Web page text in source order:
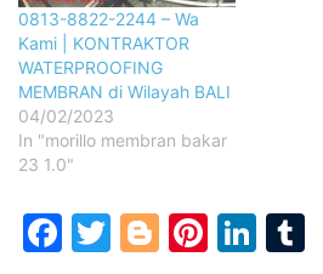
0813-8822-2244 – Wa
Kami | KONTRAKTOR
WATERPROOFING
MEMBRAN di Wilayah BALI
04/02/2023
In "morillo membran bakar
23 1.0"
Facebook
Twitter
Blogger